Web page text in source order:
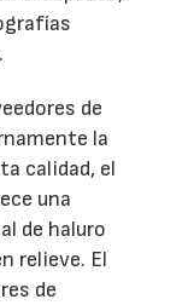
de
la
calidad, el
una
de haluro
relieve. El
de